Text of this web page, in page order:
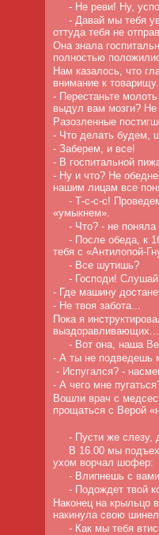
- Не реви! Ну,
- Давай мы тебя
оттуда тебя не
Она знала
полностью
Нам казалось, что
внимание к
- Перестаньте
выдул вам мозги? Не
Разозленные
- Что делать будем,
- Заберем, и все!
- В госпитальной
- Ну и что? Не
нашим лицам все
- Т-с-с-с!
«умыкнем».
- Что? - не
- После обеда, к
тебя с «Антилопой-
- Все шутишь?
- Господи!
- Где машину
- Не твоя забота...
Пока я
выздоравливающих...
- Вот она, наша
- А ты не подведешь
- Испугался? -
- А чего мне
Вошли врач с
прощаться с Верой
- Пусти же слезу,
В 16.00 мы
ухом ворчал шофер:
- Влипнешь с
- Подождет твой
Наконец на крыльцо
накинула свою
- Как мы тебя